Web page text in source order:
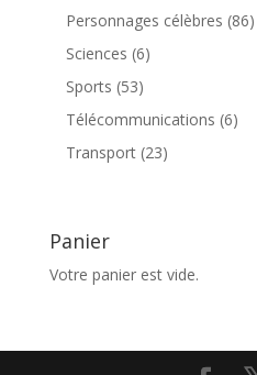
produits
Personnages célèbres 8686
Sciences 66
Sports 5353
produits
Télécommunications 66
Transport 2323
Panier
Votre panier est vide.